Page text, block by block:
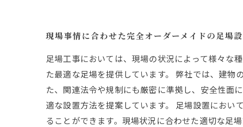
現場事情に合わせた完全オーダーメイドの足場
足場工事においては、現場の状況によって様々な
た最適な足場を提供しています。 弊社では、建物
た、関連法令や規制にも厳密に準拠し、安全性面
適な設置方法を提案しています。 足場設置におい
ることができます。現場状況に合わせた適切な足